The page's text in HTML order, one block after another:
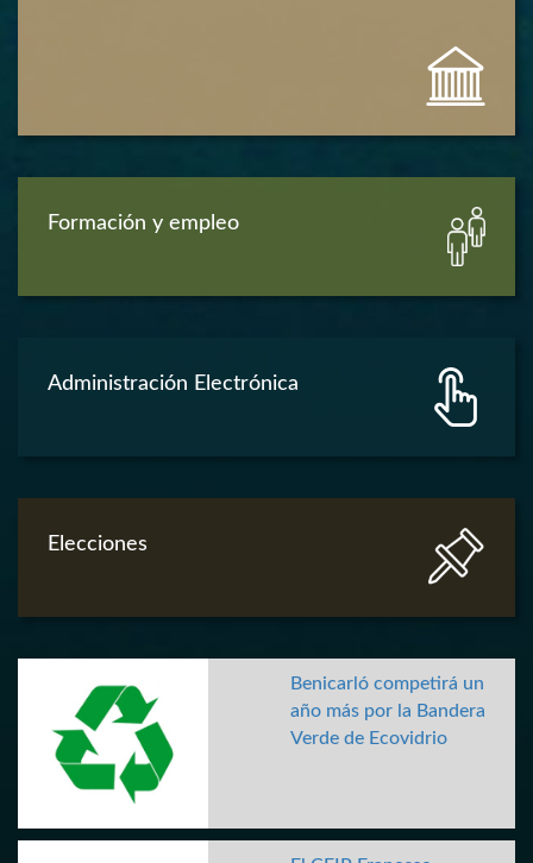
Formación y empleo
Administración Electrónica
Elecciones
Benicarló competirá un
año más por la Bandera
Verde de Ecovidrio